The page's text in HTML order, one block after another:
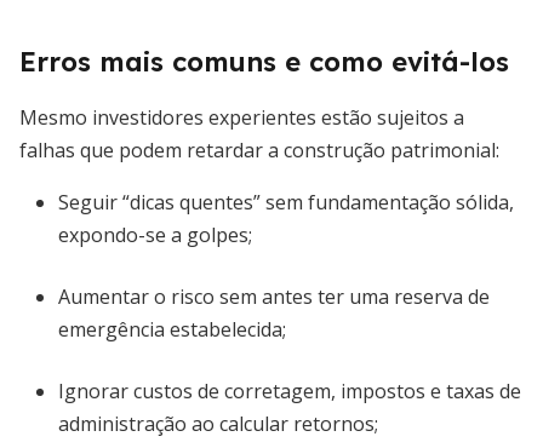
Erros mais comuns e como evitá-los
Mesmo investidores experientes estão sujeitos a
falhas que podem retardar a construção patrimonial:
Seguir “dicas quentes” sem fundamentação sólida,
expondo-se a golpes;
Aumentar o risco sem antes ter uma reserva de
emergência estabelecida;
Ignorar custos de corretagem, impostos e taxas de
administração ao calcular retornos;